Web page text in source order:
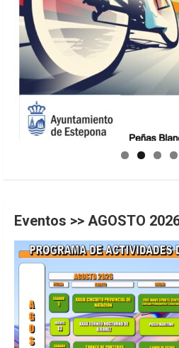
GUIA DE INSTALACIONES
Eventos >> AGOSTO